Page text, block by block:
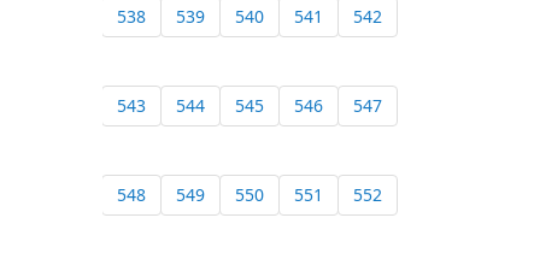
538 539 540 541 542
543 544 545 546 547
548 549 550 551 552